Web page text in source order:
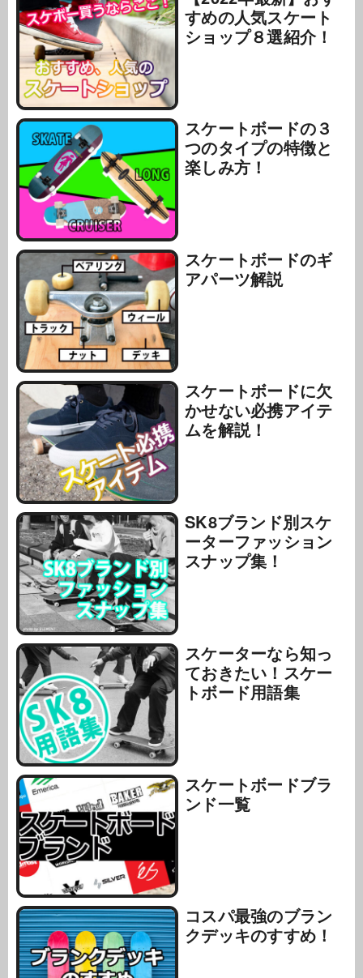
すめの人気スケート
ショップ８選紹介！
スケートボードの３
つのタイプの特徴と
楽しみ方！
スケートボードのギ
アパーツ解説
スケートボードに欠
かせない必携アイテ
ムを解説！
SK8ブランド別スケ
ーターファッション
スナップ集！
スケーターなら知っ
ておきたい！スケー
トボード用語集
スケートボードブラ
ンド一覧
コスパ最強のブラン
クデッキのすすめ！